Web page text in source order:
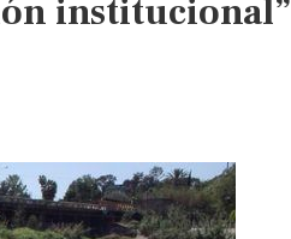
institucional”